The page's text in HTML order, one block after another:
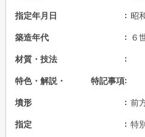
指定年月日 昭
築造年代 ６
材質・技法
特色・解説・ 特記事項
墳形 前
指定 特